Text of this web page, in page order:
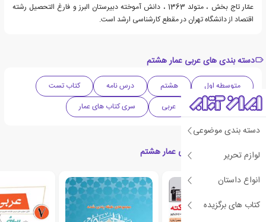
دسته بندی موضوعی
لوازم تحریر
انواع داستان
کتاب های برگزیده
عمّار تاج بخش ، متولد 1363 ، دانش آموخته دبیرستان البرز و فارغ التحصیل رشته
اقتصاد از دانشگاه تهران در مقطع کارشناسی ارشد است.
دسته بندی های عربی عمار هشتم
متوسطه اول هشتم درس نامه
کتاب تست
کمک آموزشی
عربی سری کتاب های عمار
محصولات مرتبط با عربی عمار هشتم